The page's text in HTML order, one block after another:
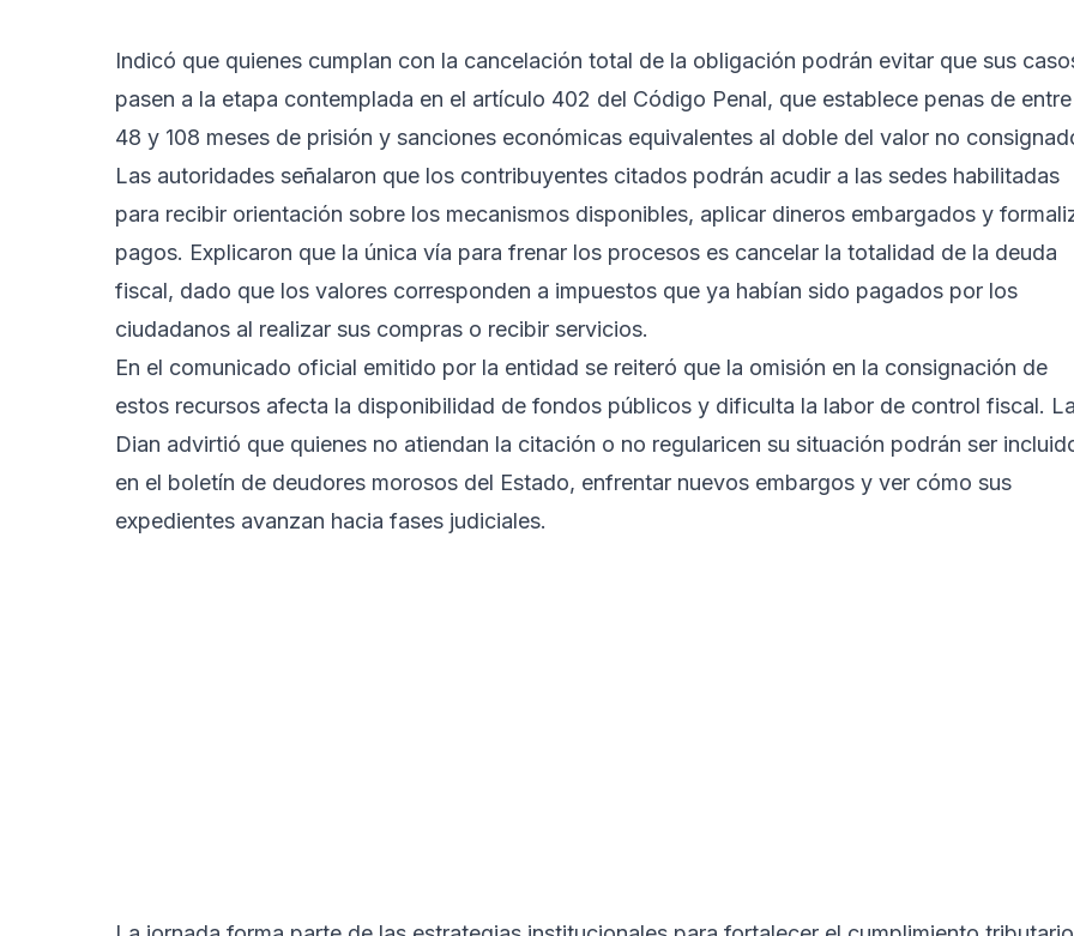
Indicó que quienes cumplan con la cancelación total de la obligación podrán evitar que sus
pasen a la etapa contemplada en el artículo 402 del Código Penal, que establece penas de entre
48 y 108 meses de prisión y sanciones económicas equivalentes al doble del valor no
Las autoridades señalaron que los contribuyentes citados podrán acudir a las sedes habilitadas
para recibir orientación sobre los mecanismos disponibles, aplicar dineros embargados y
pagos. Explicaron que la única vía para frenar los procesos es cancelar la totalidad de la deuda
fiscal, dado que los valores corresponden a impuestos que ya habían sido pagados por los
ciudadanos al realizar sus compras o recibir servicios.
En el comunicado oficial emitido por la entidad se reiteró que la omisión en la consignación de
estos recursos afecta la disponibilidad de fondos públicos y dificulta la labor de control fiscal. La
Dian advirtió que quienes no atiendan la citación o no regularicen su situación podrán ser
en el boletín de deudores morosos del Estado, enfrentar nuevos embargos y ver cómo sus
expedientes avanzan hacia fases judiciales.